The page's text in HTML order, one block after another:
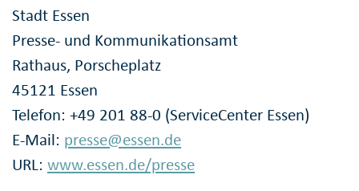
Stadt Essen
Presse- und Kommunikationsamt
Rathaus, Porscheplatz
45121 Essen
Telefon: +49 201 88-0 (ServiceCenter Essen)
E-Mail: presse@essen.de
URL: www.essen.de/presse